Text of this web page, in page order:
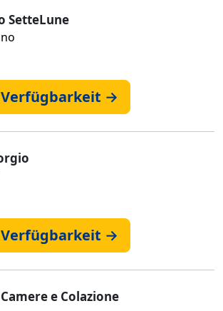
SetteLune
Verfügbarkeit →
Verfügbarkeit →
e Colazione